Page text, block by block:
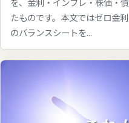
たものです。本文ではゼロ金
のバランスシートを...